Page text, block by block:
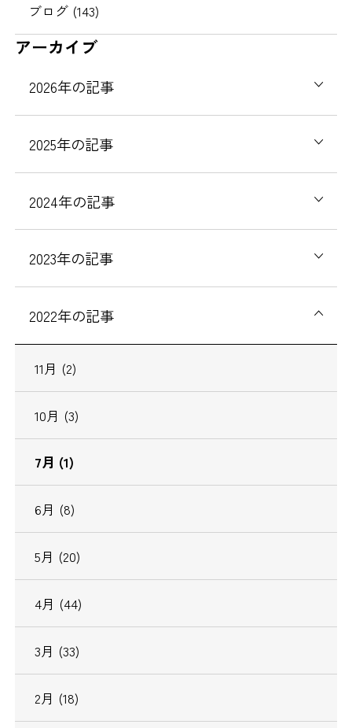
ブログ (143)
アーカイブ
2026年の記事
2025年の記事
2024年の記事
2023年の記事
2022年の記事
11月 (2)
10月 (3)
7月 (1)
6月 (8)
5月 (20)
4月 (44)
3月 (33)
2月 (18)